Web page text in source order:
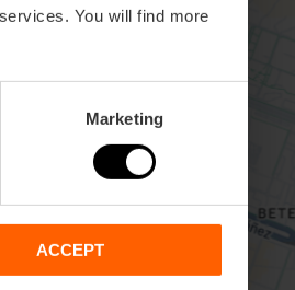
You will find more
Marketing
ACCEPT